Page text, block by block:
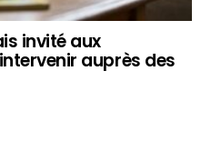
invité aux
auprès des